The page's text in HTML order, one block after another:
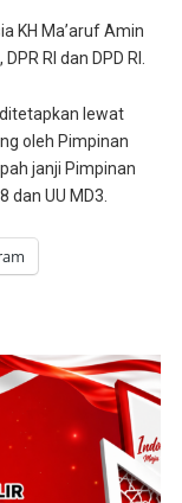
KH Ma’aruf Amin
RI dan DPD RI.
ditetapkan lewat
oleh Pimpinan
janji Pimpinan
dan UU MD3.